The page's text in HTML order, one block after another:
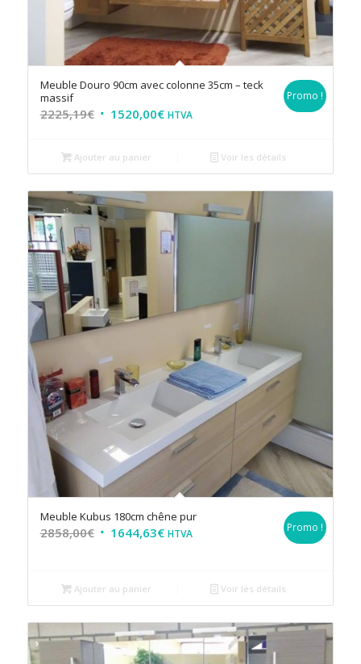
Meuble Douro 90cm avec colonne 35cm – teck
massif
2225,19€ 1520,00€ HTVA
Promo !
Ajouter au panier Voir les détails
Meuble Kubus 180cm chêne pur
2858,00€ 1644,63€ HTVA Promo !
Ajouter au panier Voir les détails